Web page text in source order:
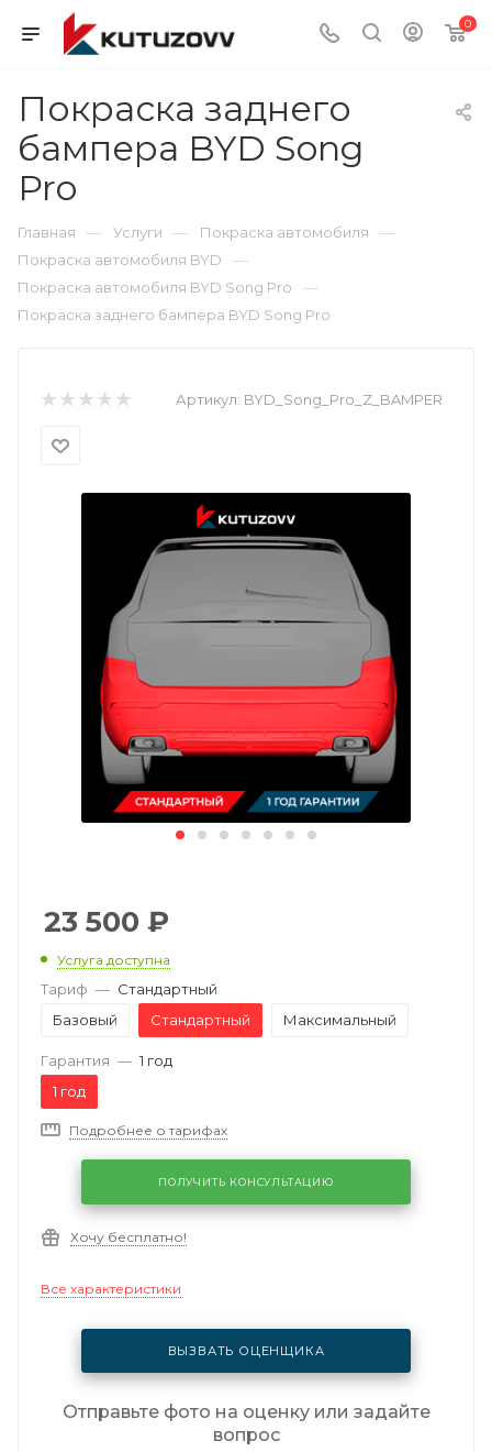
0
Покраска заднего
бампера BYD Song
Pro
Главная — Услуги — Покраска автомобиля —
Покраска автомобиля BYD —
Покраска автомобиля BYD Song Pro —
Покраска заднего бампера BYD Song Pro
Артикул: BYD_Song_Pro_Z_BAMPER
23 500 ₽
Услуга доступна
Тариф — Стандартный
Базовый
Стандартный Максимальный
Гарантия — 1 год
1 год
Подробнее о тарифах
ПОЛУЧИТЬ КОНСУЛЬТАЦИЮ
Хочу бесплатно!
Все характеристики
ВЫЗВАТЬ ОЦЕНЩИКА
Отправьте фото на оценку или задайте
вопрос